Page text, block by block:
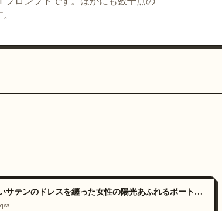
赤いサテンのドレスを纏った女性の陽光あふれるポートレート